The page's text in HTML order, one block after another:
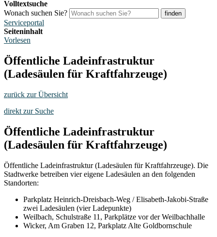
Volltextsuche
Wonach suchen Sie?
finden
Serviceportal
Seiteninhalt
Vorlesen
Öffentliche Ladeinfrastruktur
(Ladesäulen für Kraftfahrzeuge)
zurück zur Übersicht
direkt zur Suche
Öffentliche Ladeinfrastruktur
(Ladesäulen für Kraftfahrzeuge)
Öffentliche Ladeinfrastruktur (Ladesäulen für Kraftfahrzeuge). Die
Stadtwerke betreiben vier eigene Ladesäulen an den folgenden
Standorten:
Parkplatz Heinrich-Dreisbach-Weg / Elisabeth-Jakobi-Straße
zwei Ladesäulen (vier Ladepunkte)
Weilbach, Schulstraße 11, Parkplätze vor der Weilbachhalle
Wicker, Am Graben 12, Parkplatz Alte Goldbornschule